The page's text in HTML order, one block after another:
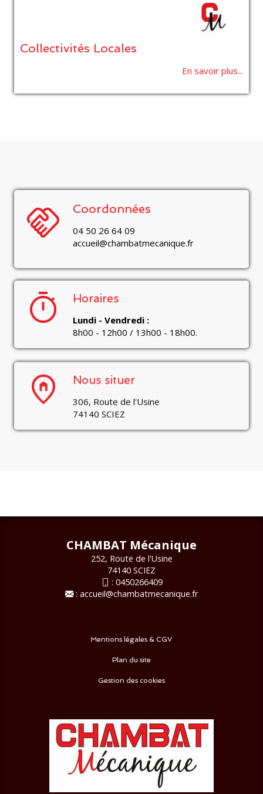
Collectivités Locales
En savoir plus...
handshake Coordonnées
04 50 26 64 09
accueil@chambatmecanique.fr
timer Horaires
Lundi - Vendredi :
8h00 - 12h00 / 13h00 - 18h00.
home_pin Nous situer
306, Route de l'Usine
74140 SCIEZ
CHAMBAT Mécanique
252, Route de l'Usine
74140 SCIEZ
: 0450266409
: accueil@chambatmecanique.fr
Mentions légales & CGV
Plan du site
Gestion des cookies